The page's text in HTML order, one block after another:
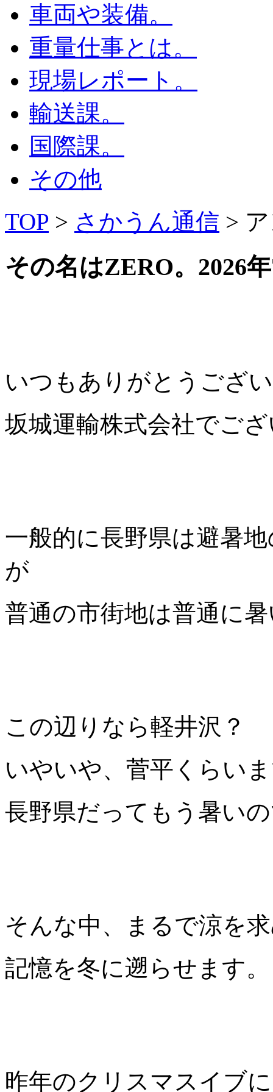
車両や装備。
重量仕事とは。
現場レポート。
輸送課。
国際課。
その他
TOP > さかうん通信 >
その名はZERO。 2026
いつもありがとうござ
坂城運輸株式会社でご
一般的に長野県は避暑
が
普通の市街地は普通に
この辺りなら軽井沢？
いやいや、菅平くらい
長野県だってもう暑い
そんな中、まるで涼を
記憶を冬に遡らせます。
昨年のクリスマスイブ